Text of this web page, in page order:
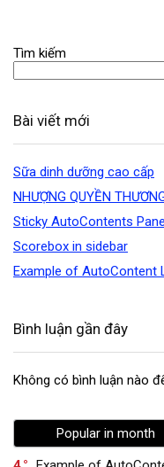
Tìm kiếm
Bài viết mới
Sữa dinh dưỡng cao cấp
NHƯỢNG QUYỀN
Sticky AutoContents Panel
Scorebox in sidebar
Example of AutoContent
Bình luận gần đây
Không có bình luận nào
Popular in month